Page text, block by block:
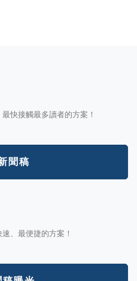
快接觸最多讀者的方案！
聞稿
、最便捷的方案！